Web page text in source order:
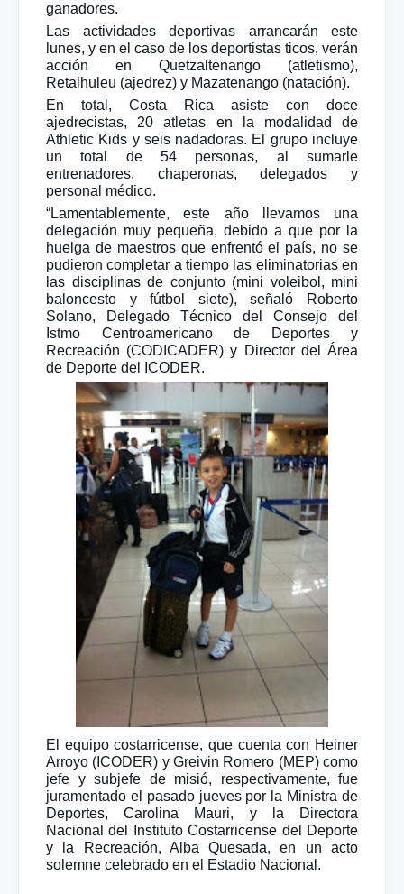
ganadores.
Las actividades deportivas arrancarán este
lunes, y en el caso de los deportistas ticos, verán
acción en Quetzaltenango (atletismo),
Retalhuleu (ajedrez) y Mazatenango (natación).
En total, Costa Rica asiste con doce
ajedrecistas, 20 atletas en la modalidad de
Athletic Kids y seis nadadoras. El grupo incluye
un total de 54 personas, al sumarle
entrenadores, chaperonas, delegados y
personal médico.
“Lamentablemente, este año llevamos una
delegación muy pequeña, debido a que por la
huelga de maestros que enfrentó el país, no se
pudieron completar a tiempo las eliminatorias en
las disciplinas de conjunto (mini voleibol, mini
baloncesto y fútbol siete), señaló Roberto
Solano, Delegado Técnico del Consejo del
Istmo Centroamericano de Deportes y
Recreación (CODICADER) y Director del Área
de Deporte del ICODER.
El equipo costarricense, que cuenta con Heiner
Arroyo (ICODER) y Greivin Romero (MEP) como
jefe y subjefe de misió, respectivamente, fue
juramentado el pasado jueves por la Ministra de
Deportes, Carolina Mauri, y la Directora
Nacional del Instituto Costarricense del Deporte
y la Recreación, Alba Quesada, en un acto
solemne celebrado en el Estadio Nacional.